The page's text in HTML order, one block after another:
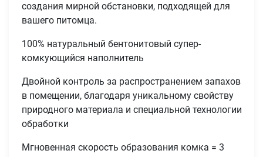
создания мирной обстановки, подходящей для
вашего питомца.
100% натуральный бентонитовый супер-
комкующийся наполнитель
Двойной контроль за распространением запахов
в помещении, благодаря уникальному свойству
природного материала и специальной технологии
обработки
Мгновенная скорость образования комка = 3